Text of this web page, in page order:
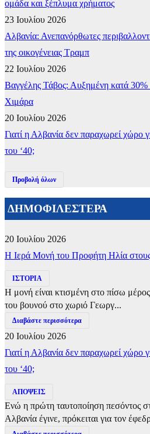
ομάδα και ξέπλυμα χρήματος
23 Ιουλίου 2026
Αλβανία: Ανεπανόρθωτες
της οικογένειας Τραμπ
22 Ιουλίου 2026
Βαγγέλης Τάβος: Αυξημένη κατά 30%
Χιμάρα
20 Ιουλίου 2026
Γιατί η Αλβανία δεν παραχωρεί χώρο
του ‘40;
Προβολή όλων
ΔΗΜΟΦΙΛΕΣΤΕΡΑ
20 Ιουλίου 2026
​Η Ιερά Μονή του Προφήτη Ηλία
ΙΣΤΟΡΙΑ
Η μονή είναι κτισμένη στο πίσω
του βουνού στο χωριό Γεωργ...
Διαβάστε περισσότερα
20 Ιουλίου 2026
Γιατί η Αλβανία δεν παραχωρεί χώρο
του ‘40;
ΑΠΟΨΕΙΣ
Ενώ η πρώτη ταυτοποίηση πεσόντος
Αλβανία έγινε, πρόκειται για τον